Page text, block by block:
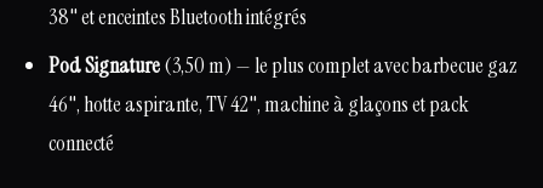
38" et enceintes Bluetooth intégrés
Pod Signature(3,50 m) — le plus complet avec barbecue gaz
46", hotte aspirante, TV 42", machine à glaçons et pack
connecté